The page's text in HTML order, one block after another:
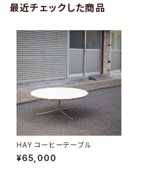
最近チェックした商品
HAY コーヒーテーブル
¥65,000